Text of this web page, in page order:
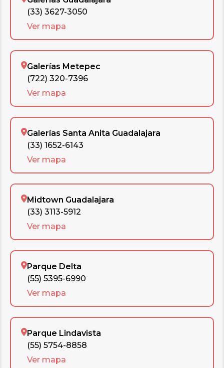
(33) 3627-3050
Ver mapa
Galerías Metepec
(722) 320-7396
Ver mapa
Galerías Santa Anita Guadalajara
(33) 1652-6143
Ver mapa
Midtown Guadalajara
(33) 3113-5912
Ver mapa
Parque Delta
(55) 5395-6990
Ver mapa
Parque Lindavista
(55) 5754-8858
Ver mapa